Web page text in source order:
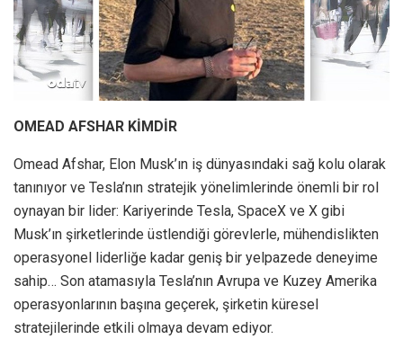
OMEAD AFSHAR KİMDİR
Omead Afshar, Elon Musk’ın iş dünyasındaki sağ kolu olarak
tanınıyor ve Tesla’nın stratejik yönelimlerinde önemli bir rol
oynayan bir lider: Kariyerinde Tesla, SpaceX ve X gibi
Musk’ın şirketlerinde üstlendiği görevlerle, mühendislikten
operasyonel liderliğe kadar geniş bir yelpazede deneyime
sahip… Son atamasıyla Tesla’nın Avrupa ve Kuzey Amerika
operasyonlarının başına geçerek, şirketin küresel
stratejilerinde etkili olmaya devam ediyor.